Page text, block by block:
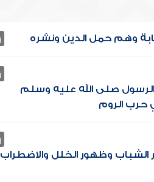
الرسول صلى الله عليه وسلم
حرب الروم
الشباب وظهور الخلل والاضطراب